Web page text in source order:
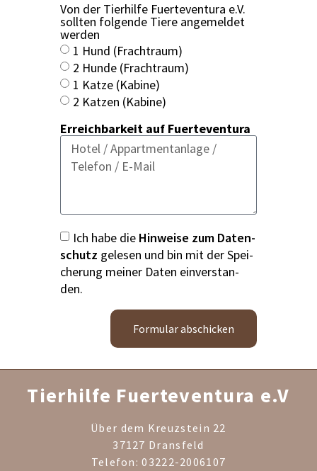
Von der Tier­hil­fe Fuer­te­ven­tura e.V.
soll­ten fol­gen­de Tie­re ange­mel­det
wer­den
1 Hund (Fracht­raum)
2 Hun­de (Fracht­raum)
1 Kat­ze (Kabi­ne)
2 Kat­zen (Kabi­ne)
Erreich­bar­keit auf Fuer­te­ven­tura
Ich habe die Hin­wei­se zum Daten­
schutz gele­sen und bin mit der Spei­
che­rung mei­ner Daten ein­ver­stan­
den.
Formular abschicken
Tierhilfe Fuerteventura e.V
Über dem Kreuzstein 22
37127 Dransfeld
Telefon: 03222-2006107